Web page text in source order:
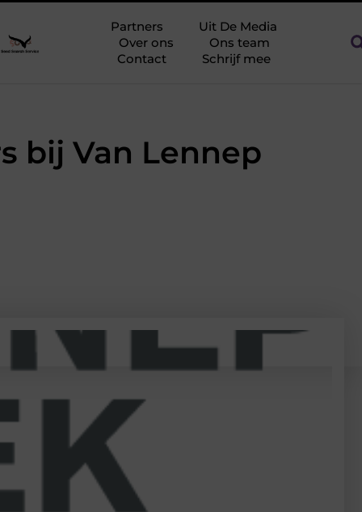
Partners
Uit De Media
Over ons
Ons team
Contact
Schrijf mee
bij Van Lennep